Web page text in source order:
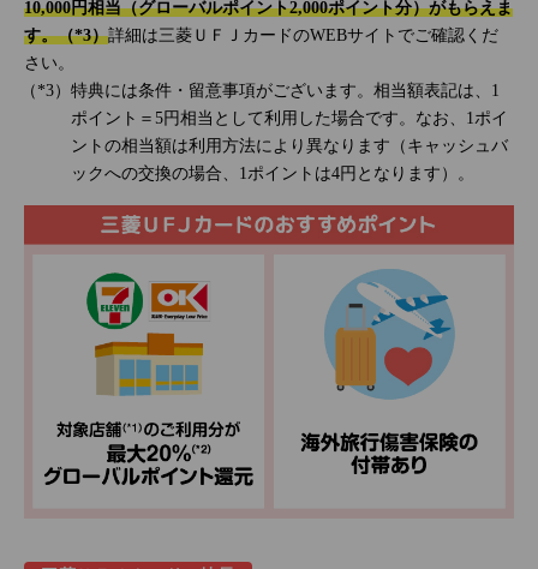
10,000円相当（グローバルポイント2,000ポイント分）がもらえま
す。（*3）詳細は三菱ＵＦＪカードのWEBサイトでご確認くだ
さい。
特典には条件・留意事項がございます。相当額表記は、1
ポイント＝5円相当として利用した場合です。なお、1ポイ
ントの相当額は利用方法により異なります（キャッシュバ
ックへの交換の場合、1ポイントは4円となります）。